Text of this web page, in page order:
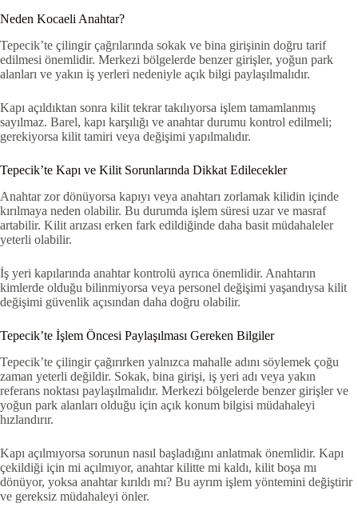
Neden Kocaeli Anahtar?
Tepecik’te çilingir çağrılarında sokak ve bina girişinin doğru tarif
edilmesi önemlidir. Merkezi bölgelerde benzer girişler, yoğun park
alanları ve yakın iş yerleri nedeniyle açık bilgi paylaşılmalıdır.
Kapı açıldıktan sonra kilit tekrar takılıyorsa işlem tamamlanmış
sayılmaz. Barel, kapı karşılığı ve anahtar durumu kontrol edilmeli;
gerekiyorsa kilit tamiri veya değişimi yapılmalıdır.
Tepecik’te Kapı ve Kilit Sorunlarında Dikkat Edilecekler
Anahtar zor dönüyorsa kapıyı veya anahtarı zorlamak kilidin içinde
kırılmaya neden olabilir. Bu durumda işlem süresi uzar ve masraf
artabilir. Kilit arızası erken fark edildiğinde daha basit müdahaleler
yeterli olabilir.
İş yeri kapılarında anahtar kontrolü ayrıca önemlidir. Anahtarın
kimlerde olduğu bilinmiyorsa veya personel değişimi yaşandıysa kilit
değişimi güvenlik açısından daha doğru olabilir.
Tepecik’te İşlem Öncesi Paylaşılması Gereken Bilgiler
Tepecik’te çilingir çağırırken yalnızca mahalle adını söylemek çoğu
zaman yeterli değildir. Sokak, bina girişi, iş yeri adı veya yakın
referans noktası paylaşılmalıdır. Merkezi bölgelerde benzer girişler ve
yoğun park alanları olduğu için açık konum bilgisi müdahaleyi
hızlandırır.
Kapı açılmıyorsa sorunun nasıl başladığını anlatmak önemlidir. Kapı
çekildiği için mi açılmıyor, anahtar kilitte mi kaldı, kilit boşa mı
dönüyor, yoksa anahtar kırıldı mı? Bu ayrım işlem yöntemini değiştirir
ve gereksiz müdahaleyi önler.